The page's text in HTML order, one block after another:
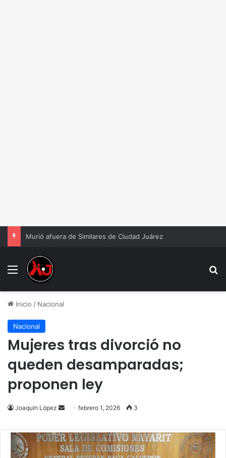
Murió afuera de Similares de Ciudad Juárez
Menu
Inicio / Nacional
Nacional
Mujeres tras divorció no
queden desamparadas;
proponen ley
Joaquín López
Send
email
febrero 1, 2026 3